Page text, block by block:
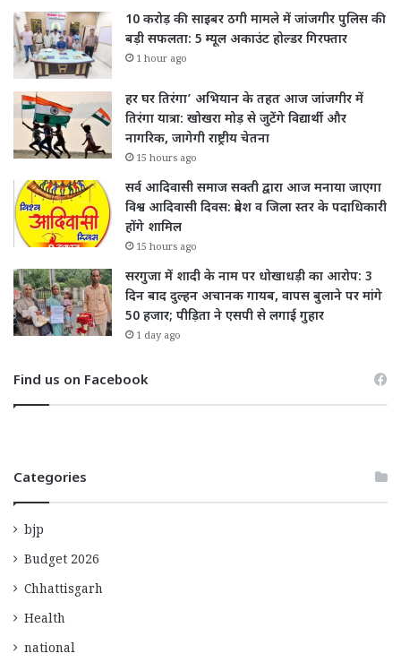
10 करोड़ की साइबर ठगी मामले में जांजगीर पुलिस की
बड़ी सफलता: 5 म्यूल अकाउंट होल्डर गिरफ्तार
1 hour ago
हर घर तिरंगा’ अभियान के तहत आज जांजगीर में
तिरंगा यात्रा: खोखरा मोड़ से जुटेंगे विद्यार्थी और
नागरिक, जागेगी राष्ट्रीय चेतना
15 hours ago
सर्व आदिवासी समाज सक्ती द्वारा आज मनाया जाएगा
विश्व आदिवासी दिवस: प्रदेश व जिला स्तर के पदाधिकारी
होंगे शामिल
15 hours ago
सरगुजा में शादी के नाम पर धोखाधड़ी का आरोप: 3
दिन बाद दुल्हन अचानक गायब, वापस बुलाने पर मांगे
50 हजार; पीड़िता ने एसपी से लगाई गुहार
1 day ago
Find us on Facebook
Categories
bjp
Budget 2026
Chhattisgarh
Health
national